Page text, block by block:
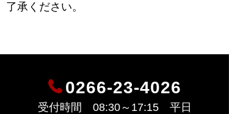
了承ください。
0266-23-4026
受付時間 08:30～17:15 平日